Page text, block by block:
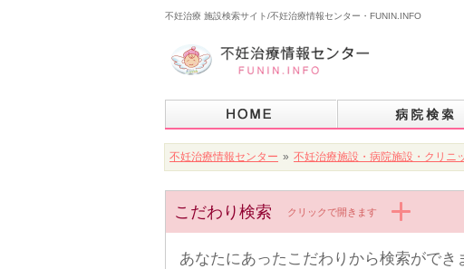
不妊治療 施設検索サイト/不妊治療情報センター・FUNIN.INFO
不妊治療情報センター » 不妊治療施設・病院施設・クリニ
こだわり検索 クリックで開きます
あなたにあったこだわりから検索ができ